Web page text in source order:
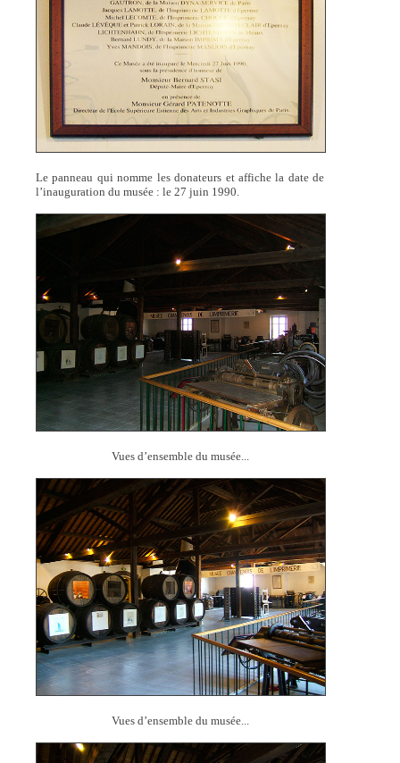
Le panneau qui nomme les donateurs et affiche la date de
l’inauguration du musée : le 27 juin 1990.
Vues d’ensemble du musée...
Vues d’ensemble du musée...